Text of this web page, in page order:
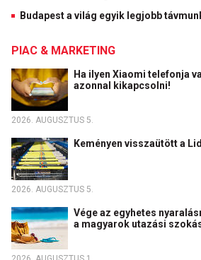
Budapest a világ egyik legjobb
PIAC & MARKETING
Ha ilyen Xiaomi telefonja
azonnal kikapcsolni!
2026. AUGUSZTUS 5.
Keményen visszaütött a
2026. AUGUSZTUS 5.
Vége az egyhetes
a magyarok utazási